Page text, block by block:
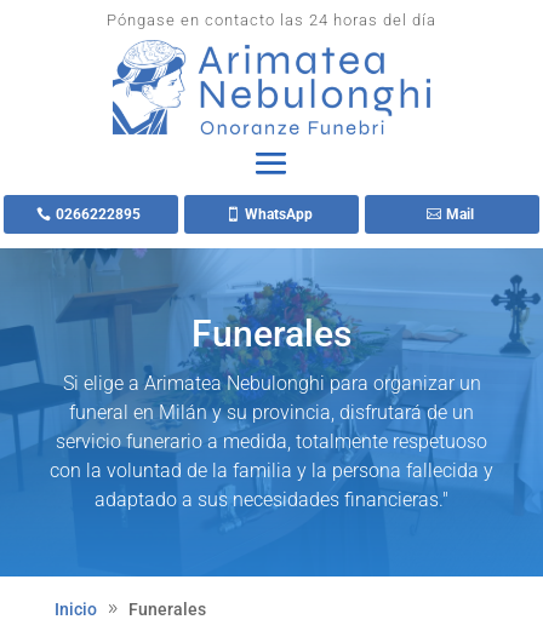
Póngase en contacto las 24 horas del día
0266222895 WhatsApp Mail
Funerales
Si elige a Arimatea Nebulonghi para organizar un
funeral en Milán y su provincia, disfrutará de un
servicio funerario a medida, totalmente respetuoso
con la voluntad de la familia y la persona fallecida y
adaptado a sus necesidades financieras."
Inicio Funerales